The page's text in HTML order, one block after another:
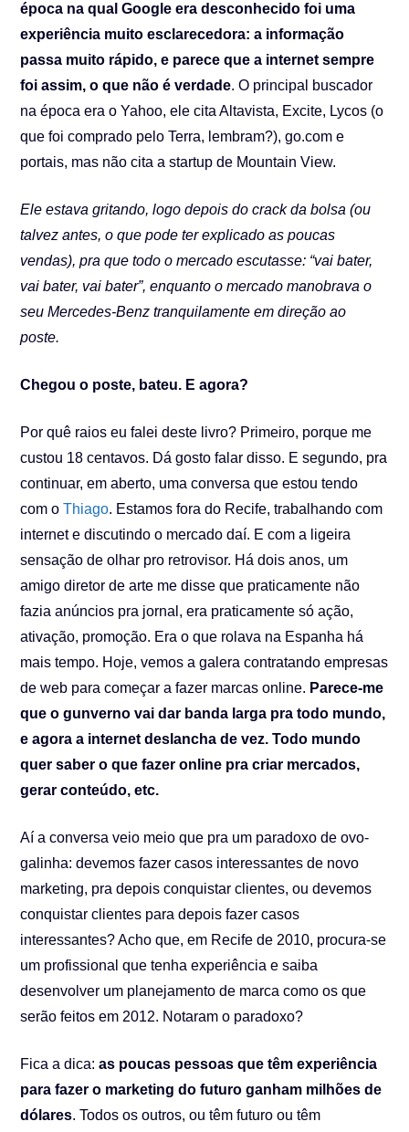
época na qual Google era desconhecido foi uma
experiência muito esclarecedora: a informação
passa muito rápido, e parece que a internet sempre
foi assim, o que não é verdade. O principal buscador
na época era o Yahoo, ele cita Altavista, Excite, Lycos (o
que foi comprado pelo Terra, lembram?), go.com e
portais, mas não cita a startup de Mountain View.
Ele estava gritando, logo depois do crack da bolsa (ou
talvez antes, o que pode ter explicado as poucas
vendas), pra que todo o mercado escutasse: “vai bater,
vai bater, vai bater”, enquanto o mercado manobrava o
seu Mercedes-Benz tranquilamente em direção ao
poste.
Chegou o poste, bateu. E agora?
Por quê raios eu falei deste livro? Primeiro, porque me
custou 18 centavos. Dá gosto falar disso. E segundo, pra
continuar, em aberto, uma conversa que estou tendo
com oThiago. Estamos fora do Recife, trabalhando com
internet e discutindo o mercado daí. E com a ligeira
sensação de olhar pro retrovisor. Há dois anos, um
amigo diretor de arte me disse que praticamente não
fazia anúncios pra jornal, era praticamente só ação,
ativação, promoção. Era o que rolava na Espanha há
mais tempo. Hoje, vemos a galera contratando empresas
de web para começar a fazer marcas online. Parece-me
que o gunverno vai dar banda larga pra todo mundo,
e agora a internet deslancha de vez. Todo mundo
quer saber o que fazer online pra criar mercados,
gerar conteúdo, etc.
Aí a conversa veio meio que pra um paradoxo de ovo-
galinha: devemos fazer casos interessantes de novo
marketing, pra depois conquistar clientes, ou devemos
conquistar clientes para depois fazer casos
interessantes? Acho que, em Recife de 2010, procura-se
um profissional que tenha experiência e saiba
desenvolver um planejamento de marca como os que
serão feitos em 2012. Notaram o paradoxo?
Fica a dica:as poucas pessoas que têm experiência
para fazer o marketing do futuro ganham milhões de
dólares. Todos os outros, ou têm futuro ou têm